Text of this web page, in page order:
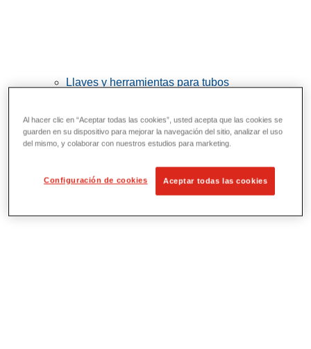
Llaves y herramientas para tubos
Llaves
Curvado y conformado
Corte y preparación de tubos
Al hacer clic en “Aceptar todas las cookies”, usted acepta que las cookies se
guarden en su dispositivo para mejorar la navegación del sitio, analizar el uso
del mismo, y colaborar con nuestros estudios para marketing.
Configuración de cookies Aceptar todas las cookies